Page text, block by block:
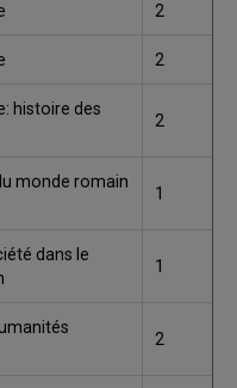
2
2
histoire des
2
monde romain
1
dans le
1
2